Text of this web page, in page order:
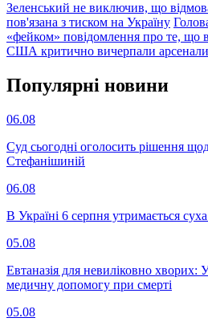
Зеленський не виключив, що
пов'язана з тиском на Україну
«фейком» повідомлення про те, що
США критично вичерпали
Популярнi новини
06.08
Суд сьогодні оголосить рішення
Стефанішиній
06.08
В Україні 6 серпня утримається
05.08
Евтаназія для невиліковно
медичну допомогу при смерті
05.08